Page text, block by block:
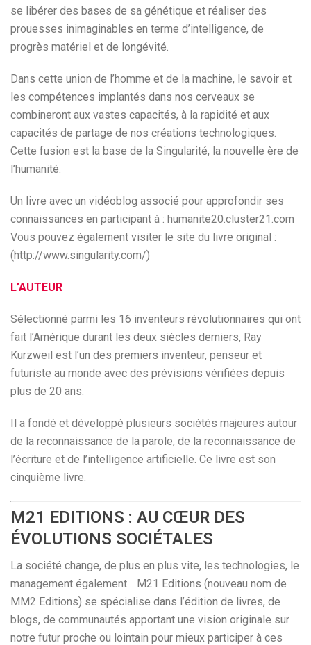
se libérer des bases de sa génétique et réaliser des
prouesses inimaginables en terme d’intelligence, de
progrès matériel et de longévité.
Dans cette union de l’homme et de la machine, le savoir et
les compétences implantés dans nos cerveaux se
combineront aux vastes capacités, à la rapidité et aux
capacités de partage de nos créations technologiques.
Cette fusion est la base de la Singularité, la nouvelle ère de
l’humanité.
Un livre avec un vidéoblog associé pour approfondir ses
connaissances en participant à : humanite20.cluster21.com
Vous pouvez également visiter le site du livre original :
(http://www.singularity.com/)
L’AUTEUR
Sélectionné parmi les 16 inventeurs révolutionnaires qui ont
fait l’Amérique durant les deux siècles derniers, Ray
Kurzweil est l’un des premiers inventeur, penseur et
futuriste au monde avec des prévisions vérifiées depuis
plus de 20 ans.
Il a fondé et développé plusieurs sociétés majeures autour
de la reconnaissance de la parole, de la reconnaissance de
l’écriture et de l’intelligence artificielle. Ce livre est son
cinquième livre.
M21 EDITIONS : AU CŒUR DES
ÉVOLUTIONS SOCIÉTALES
La société change, de plus en plus vite, les technologies, le
management également… M21 Editions (nouveau nom de
MM2 Editions) se spécialise dans l’édition de livres, de
blogs, de communautés apportant une vision originale sur
notre futur proche ou lointain pour mieux participer à ces